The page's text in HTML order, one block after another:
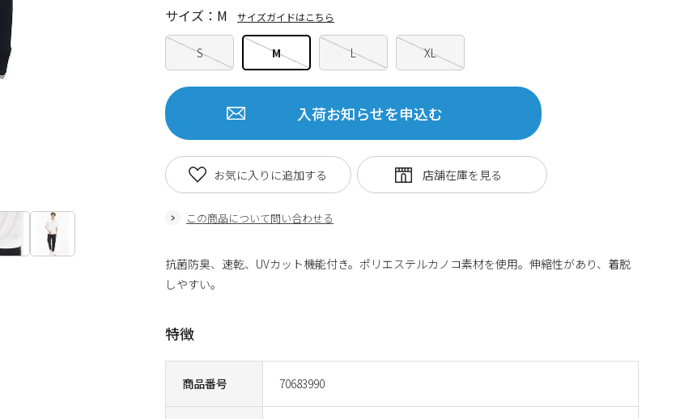
商品番号 70683990
S M L XL
サイズ：M サイズガイドはこちら
入荷お知らせを申込む
この商品について問い合わせる
お気に入りに追加する
抗菌防臭、速乾、UVカット機能付き。ポリエステルカノコ素材を使用。伸縮性があり、着脱
しやすい。
特徴